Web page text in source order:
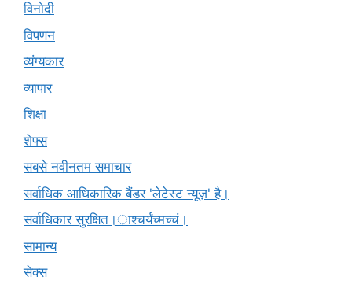
विनोदी
विपणन
व्यंग्यकार
व्यापार
शिक्षा
शेफ्स
सबसे नवीनतम समाचार
सर्वाधिक आधिकारिक बैंडर 'लेटेस्ट न्यूज़' है।
सर्वाधिकार सुरक्षित।ाश्चर्यंच्मच्चं।
सामान्य
सेक्स